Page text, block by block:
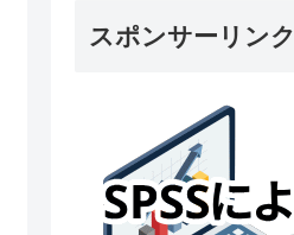
スポンサーリンク